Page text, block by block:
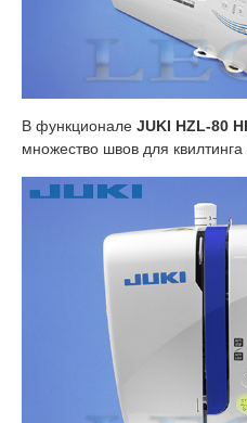
В функционале JUKI HZL-80
множество швов для квилтинга